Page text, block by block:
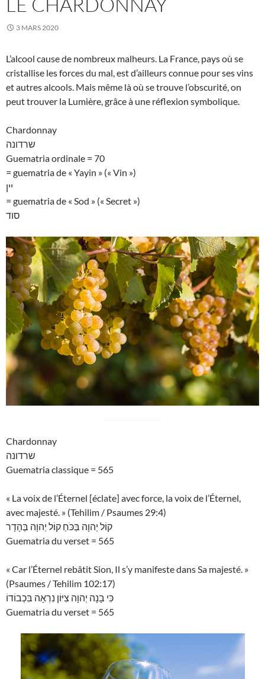
3 MARS 2020
L’alcool cause de nombreux malheurs. La France, pays où se
cristallise les forces du mal, est d’ailleurs connue pour ses vins
et autres alcools. Mais même là où se trouve l’obscurité, on
peut trouver la Lumière, grâce à une réflexion symbolique.
Chardonnay
שרדונה
Guematria ordinale = 70
= guematria de « Yayin » (« Vin »)
יין
= guematria de « Sod » (« Secret »)
סוד
Chardonnay
שרדונה
Guematria classique = 565
« La voix de l’Éternel [éclate] avec force, la voix de l’Éternel,
avec majesté. » (Tehilim / Psaumes 29:4)
קוֹל יְהוָה בַּכֹּחַ קוֹל יְהוָה בֶּהָדָר
Guematria du verset = 565
« Car l’Éternel rebâtit Sion, Il s’y manifeste dans Sa majesté. »
(Psaumes / Tehilim 102:17)
כִּי בָנָה יְהוָה צִיּוֹן נִרְאָה בִּכְבוֹדוֹ
Guematria du verset = 565